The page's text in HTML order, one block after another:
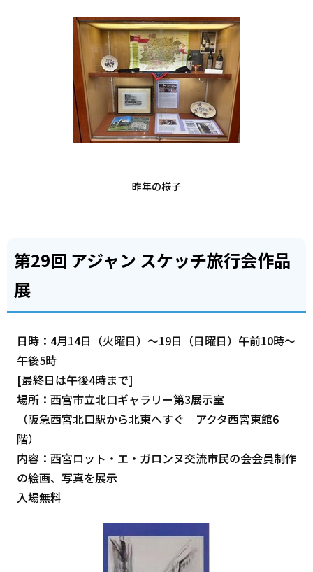
昨年の様子
第29回 アジャン スケッチ旅行会作品
展
日時：4月14日（火曜日）～19日（日曜日）午前10時～
午後5時
[最終日は午後4時まで]
場所：西宮市立北口ギャラリー第3展示室
（阪急西宮北口駅から北東へすぐ アクタ西宮東館6
階）
内容：西宮ロット・エ・ガロンヌ交流市民の会会員制作
の絵画、写真を展示
入場無料